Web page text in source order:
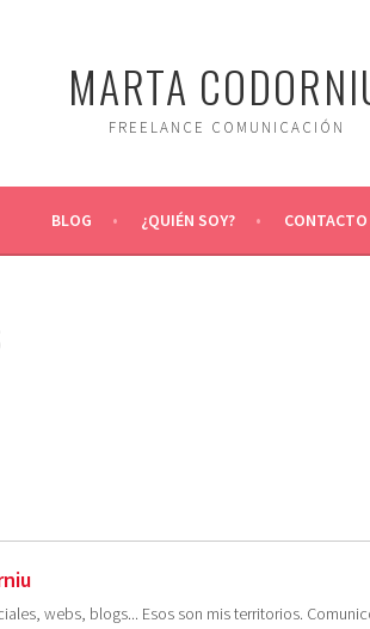
MARTA
FREELANCE COMUNICACIÓN
BLOG ¿QUIÉN SOY? CONTACTO
webs, blogs... Esos son mis territorios.